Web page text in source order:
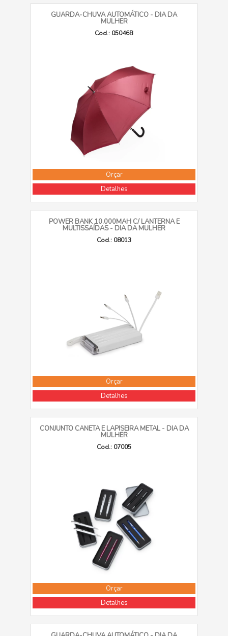
GUARDA-CHUVA AUTOMÁTICO - DIA DA
MULHER
Cod.: 05046B
Orçar
Detalhes
POWER BANK 10.000MAH C/ LANTERNA E
MULTISSAÍDAS - DIA DA MULHER
Cod.: 08013
Orçar
Detalhes
CONJUNTO CANETA E LAPISEIRA METAL - DIA DA
MULHER
Cod.: 07005
Orçar
Detalhes